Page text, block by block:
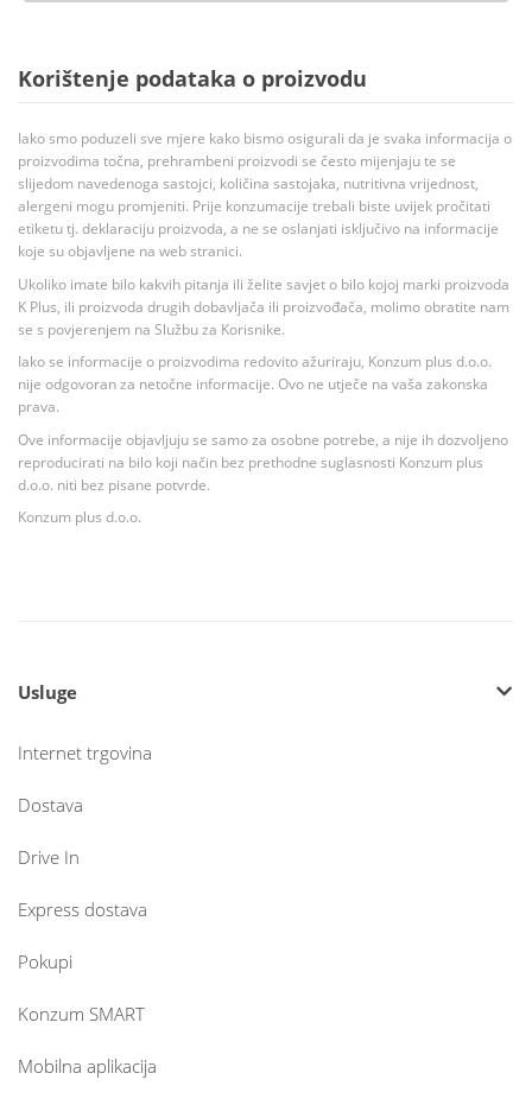
Korištenje podataka o proizvodu
Iako smo poduzeli sve mjere kako bismo osigurali da je svaka informacija o
proizvodima točna, prehrambeni proizvodi se često mijenjaju te se
slijedom navedenoga sastojci, količina sastojaka, nutritivna vrijednost,
alergeni mogu promjeniti. Prije konzumacije trebali biste uvijek pročitati
etiketu tj. deklaraciju proizvoda, a ne se oslanjati isključivo na informacije
koje su objavljene na web stranici.
Ukoliko imate bilo kakvih pitanja ili želite savjet o bilo kojoj marki proizvoda
K Plus, ili proizvoda drugih dobavljača ili proizvođača, molimo obratite nam
se s povjerenjem na Službu za Korisnike.
Iako se informacije o proizvodima redovito ažuriraju, Konzum plus d.o.o.
nije odgovoran za netočne informacije. Ovo ne utječe na vaša zakonska
prava.
Ove informacije objavljuju se samo za osobne potrebe, a nije ih dozvoljeno
reproducirati na bilo koji način bez prethodne suglasnosti Konzum plus
d.o.o. niti bez pisane potvrde.
Konzum plus d.o.o.
Usluge
Internet trgovina
Dostava
Drive In
Express dostava
Pokupi
Konzum SMART
Mobilna aplikacija